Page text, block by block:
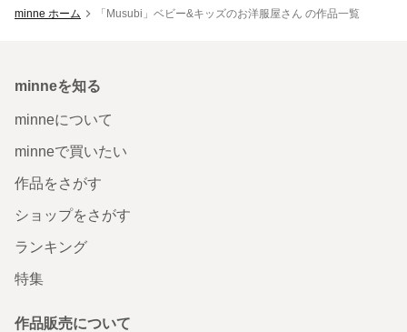
minne ホーム 「Musubi」ベビー&キッズのお洋服屋さん の作品一覧
minneを知る
minneについて
minneで買いたい
作品をさがす
ショップをさがす
ランキング
特集
作品販売について